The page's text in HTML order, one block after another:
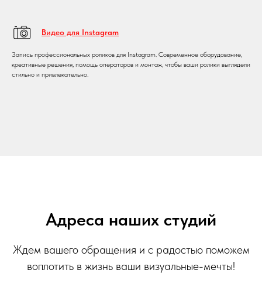
Видео для Instagram
Запись профессиональных роликов для Instagram. Современное оборудование,
креативные решения, помощь операторов и монтаж, чтобы ваши ролики выглядели
стильно и привлекательно.
Адреса наших студий
Ждем вашего обращения и с радостью поможем
воплотить в жизнь ваши визуальные-мечты!